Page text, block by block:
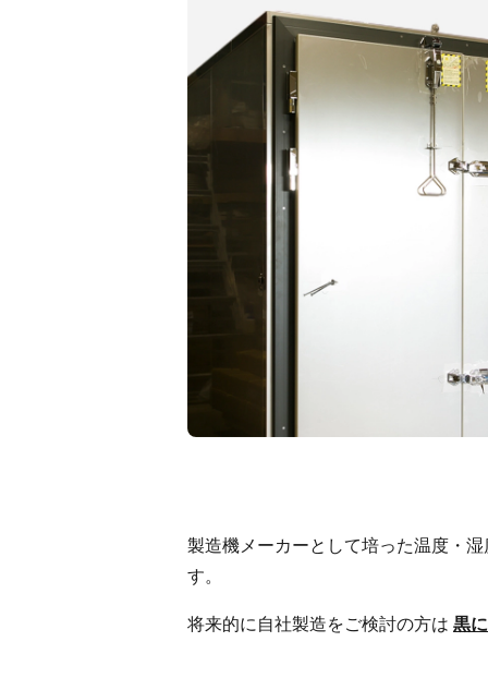
製造機メーカーとして培った温度・
す。
将来的に自社製造をご検討の方は 黒